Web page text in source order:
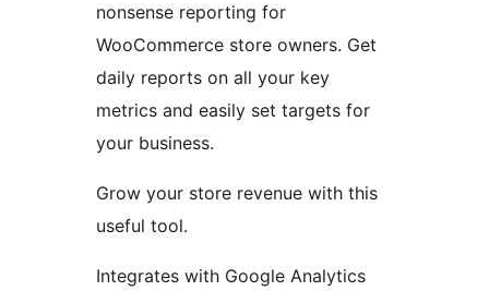
nonsense reporting for
WooCommerce store owners. Get
daily reports on all your key
metrics and easily set targets for
your business.
Grow your store revenue with this
useful tool.
Integrates with Google Analytics